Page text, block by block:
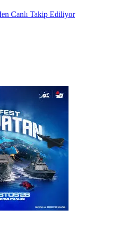
Canlı Takip Ediliyor